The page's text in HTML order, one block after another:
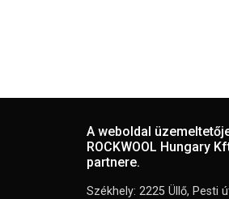
A weboldal
ROCKWOOL Hungary
partnere.
Székhely: 2225 Üllő, Pesti